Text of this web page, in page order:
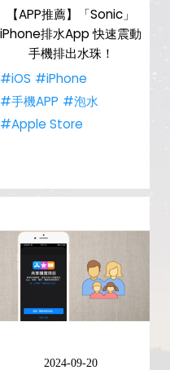
【APP推薦】「Sonic」
iPhone排水App 快速震動
手機排出水珠！
#iOS #iPhone
#手機APP #泡水
#Apple Store
2024-09-20